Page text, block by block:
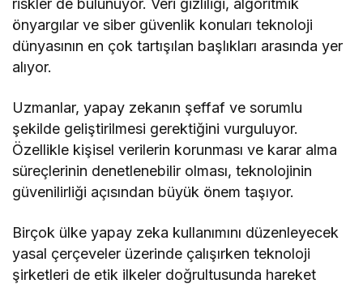
riskler de bulunuyor. Veri gizliliği, algoritmik
önyargılar ve siber güvenlik konuları teknoloji
dünyasının en çok tartışılan başlıkları arasında yer
alıyor.
Uzmanlar, yapay zekanın şeffaf ve sorumlu
şekilde geliştirilmesi gerektiğini vurguluyor.
Özellikle kişisel verilerin korunması ve karar alma
süreçlerinin denetlenebilir olması, teknolojinin
güvenilirliği açısından büyük önem taşıyor.
Birçok ülke yapay zeka kullanımını düzenleyecek
yasal çerçeveler üzerinde çalışırken teknoloji
şirketleri de etik ilkeler doğrultusunda hareket